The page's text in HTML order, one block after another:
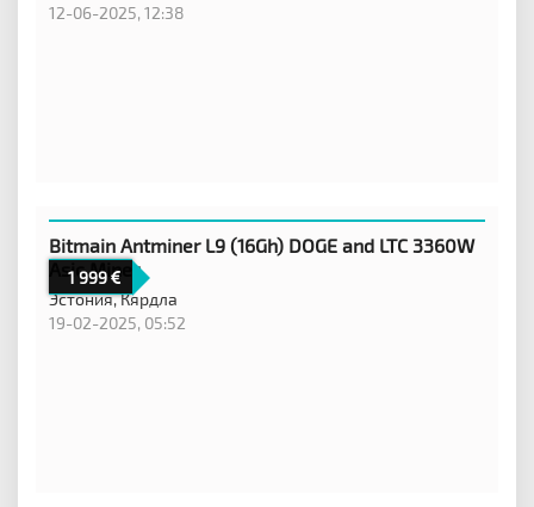
12-06-2025, 12:38
1 999
Bitmain Antminer L9 (16Gh) DOGE and LTC 3360W
Asic Miner
Эстония,Кярдла
19-02-2025, 05:52